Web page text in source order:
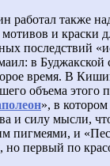
также
и краски
последствий
в
время. В
объема этого
», в
и силу мысли,
пигмеями, и
первый по